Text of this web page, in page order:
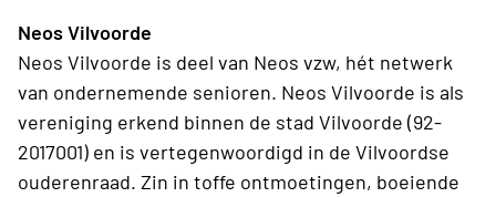
Neos Vilvoorde
Neos Vilvoorde is deel van Neos vzw, hét netwerk
van ondernemende senioren. Neos Vilvoorde is als
vereniging erkend binnen de stad Vilvoorde (92-
2017001) en is vertegenwoordigd in de Vilvoordse
ouderenraad. Zin in toffe ontmoetingen, boeiende